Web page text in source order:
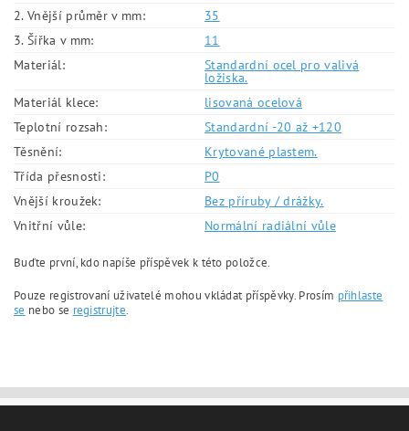
2. Vnější průměr v mm:
35
3. Šířka v mm:
11
Materiál:
Standardní ocel pro valivá
ložiska.
Materiál klece:
lisovaná ocelová
Teplotní rozsah:
Standardní -20 až +120
Těsnění:
Krytované plastem.
Třída přesnosti:
P0
Vnější kroužek:
Bez příruby / drážky.
Vnitřní vůle:
Normální radiální vůle
Buďte první, kdo napíše příspěvek k této položce.
Pouze registrovaní uživatelé mohou vkládat příspěvky. Prosím přihlaste
se nebo se registrujte.